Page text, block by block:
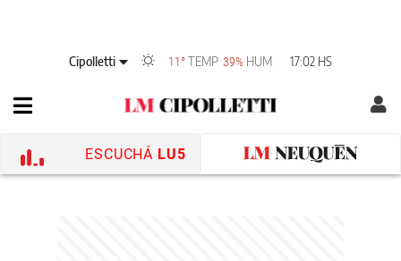
Cipolletti 11°TEMP 39% HUM 17:02 HS
ESCUCHÁ LU5